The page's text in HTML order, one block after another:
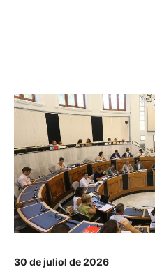
30 de juliol de 2026